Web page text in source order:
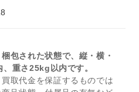
包された状態で、縦・横・
重さ25kg以内です。
取代金を保証するものでは